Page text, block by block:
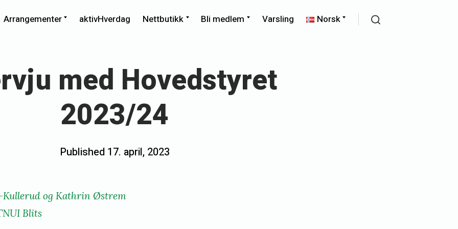
Arrangementer
childaktivHverdag Nettbutikk
childBli medlem
childVarsling Norsk
Expand
med Hovedstyret
2023/24
Posted
Published 17. april, 2023
Kullerud og Kathrin Østrem
Blits